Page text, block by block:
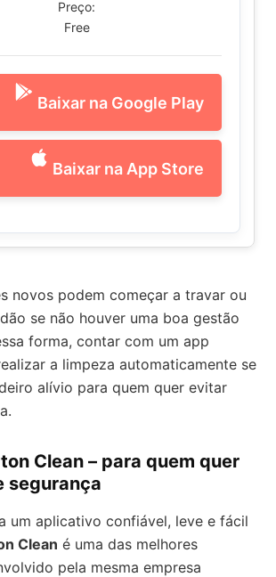
Preço:
Free
Baixar na Google Play
Baixar na App Store
novos podem começar a travar ou
se não houver uma boa gestão
forma, contar com um app
a limpeza automaticamente se
alívio para quem quer evitar
Clean – para quem quer
segurança
um aplicativo confiável, leve e fácil
Clean é uma das melhores
pela mesma empresa